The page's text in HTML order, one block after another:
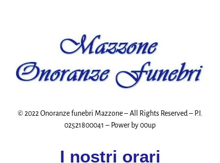
© 2022 Onoranze funebri Mazzone – All Rights Reserved – P.I.
02521800041 – Power by00up
I nostri orari